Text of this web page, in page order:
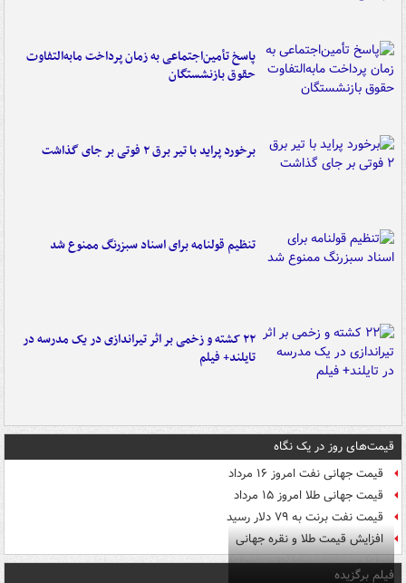
پاسخ تأمین‌اجتماعی به زمان پرداخت مابه‌التفاوت
حقوق بازنشستگان
برخورد پراید با تیر برق ۲ فوتی بر جای گذاشت
تنظیم قولنامه برای اسناد سبزرنگ ممنوع شد
۲۲ کشته و زخمی بر اثر تیراندازی در یک مدرسه در
تایلند+ فیلم
قیمت‌های روز در یک نگاه
قیمت جهانی نفت امروز ۱۶ مرداد
قیمت جهانی طلا امروز ۱۵ مرداد
قیمت نفت برنت به ۷۹ دلار رسید
افزایش قیمت طلا و نقره جهانی
فیلم برگزیده